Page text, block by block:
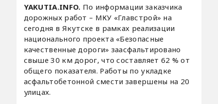
YAKUTIA.INFO. По информации заказчика
дорожных работ – МКУ «Главстрой» на
сегодня в Якутске в рамках реализации
национального проекта «Безопасные
качественные дороги» заасфальтировано
свыше 30 км дорог, что составляет 62 % от
общего показателя. Работы по укладке
асфальтобетонной смести завершены на 20
улицах.